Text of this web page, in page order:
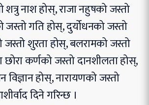
शत्रु नाश होस्, राजा नहुषको जस्तो
जस्तो गति होस्, दुर्योधनको जस्तो
जस्तो शुरता होस्, बलरामको जस्तो
कर्णको जस्तो दानशीलता होस्,
विज्ञान होस्, नारायणको जस्तो
दिने गरिन्छ ।